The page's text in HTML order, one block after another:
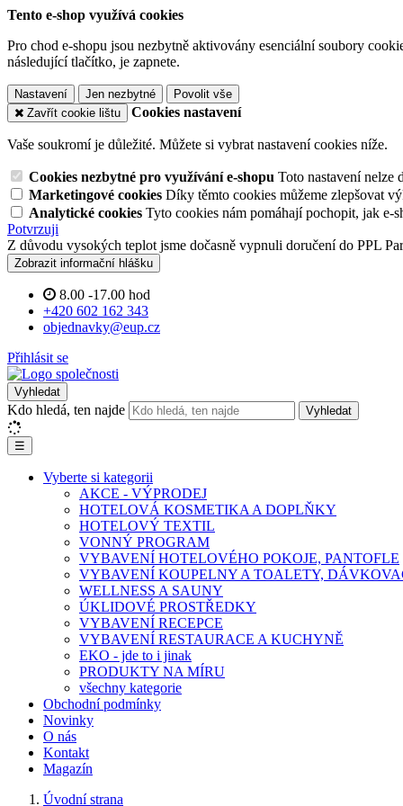
Tento e-shop využívá cookies
Pro chod e-shopu jsou nezbytně aktivovány esenciální soubory
následující tlačítko, je zapnete.
Nastavení Jen nezbytné
Povolit vše
Zavřít cookie lištu
Cookies nastavení
Vaše soukromí je důležité. Můžete si vybrat nastavení cookies níže.
Cookies nezbytné pro využívání e-shopu Toto nastavení nelze
Marketingové cookies Díky těmto cookies můžeme zlepšovat
Analytické cookies Tyto cookies nám pomáhají pochopit, jak e-
Potvrzuji
Z důvodu vysokých teplot jsme dočasně vypnuli doručení do PPL
Zobrazit informační hlášku
8.00 -17.00 hod
+420 602 162 343
objednavky@eup.cz
Přihlásit se
Vyhledat
Kdo hledá, ten najde Vyhledat
☰
Vyberte si kategorii
AKCE - VÝPRODEJ
HOTELOVÁ KOSMETIKA A DOPLŇKY
HOTELOVÝ TEXTIL
VONNÝ PROGRAM
VYBAVENÍ HOTELOVÉHO POKOJE, PANTOFLE
VYBAVENÍ KOUPELNY A TOALETY,
WELLNESS A SAUNY
ÚKLIDOVÉ PROSTŘEDKY
VYBAVENÍ RECEPCE
VYBAVENÍ RESTAURACE A KUCHYNĚ
EKO - jde to i jinak
PRODUKTY NA MÍRU
všechny kategorie
Obchodní podmínky
Novinky
O nás
Kontakt
Magazín
Úvodní strana